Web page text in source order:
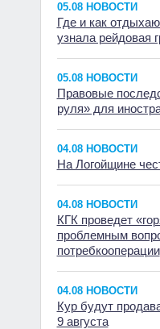
05.08 НОВОСТИ
Где и как
узнала рейдовая
05.08 НОВОСТИ
Правовые
руля» для
04.08 НОВОСТИ
На Логойщине
04.08 НОВОСТИ
КГК проведет
проблемным
потребкооперации
04.08 НОВОСТИ
Кур будут
9 августа